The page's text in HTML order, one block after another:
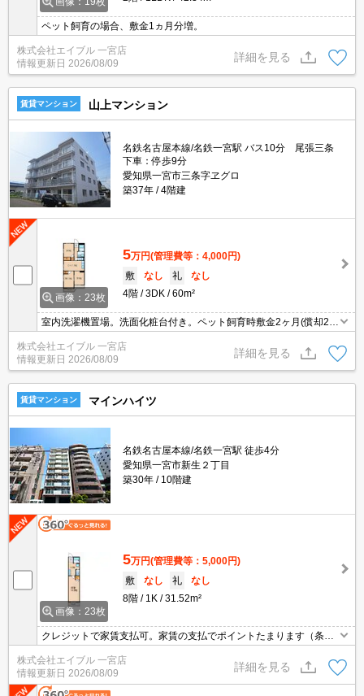
ペット飼育の場合、敷金1ヵ月分増。
株式会社エイブル 一宮店
情報更新日 2026/08/09
詳細を見る
賃貸マンション 山上マンション
名鉄名古屋本線/名鉄一宮駅 バス10分 尾張三条
下車：停歩9分
愛知県一宮市三条字ヱグロ
築37年
4階建
画像：23枚
5万円(管理費等：4,000円)
敷
なし 礼
なし
4階
3DK 60m²
室内洗濯機置場。洗面化粧台付き。ペット飼育時敷金2ヶ月(償却2ヶ
月)。
株式会社エイブル 一宮店
情報更新日 2026/08/09
詳細を見る
賃貸マンション マインハイツ
名鉄名古屋本線/名鉄一宮駅 徒歩4分
愛知県一宮市新生２丁目
築30年
10階建
画像：23枚
5万円(管理費等：5,000円)
敷
なし 礼
なし
8階
1K 31.52m²
クレジットで家賃支払可。家賃の支払でポイントたまります（条件
株式会社エイブル 一宮店
情報更新日 2026/08/09
詳細を見る